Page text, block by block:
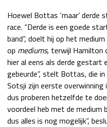
Hoewel Bottas ‘maar’
race. “Derde is een goede
band”, doelt hij op het
op mediums, terwijl Hamilton
hier al eens als derde
gebeurde”, stelt Bottas, die
Sotsji zijn eerste overwinning
dus proberen hetzelfde te
voordeel heb met de
dus alles is nog mogelijk”,